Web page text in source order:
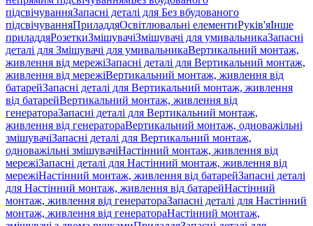
підсвічуванняЗапасні деталі для Без вбудованого
підсвічуванняПриладдяОсвітлювальні елементиРуків'яІнше
приладдяРозеткиЗмішувачіЗмішувачі для умивальникаЗапасні
деталі для Змішувачі для умивальникаВертикальний монтаж,
живлення від мережіЗапасні деталі для Вертикальний монтаж,
живлення від мережіВертикальний монтаж, живлення від
батарейЗапасні деталі для Вертикальний монтаж, живлення
від батарейВертикальний монтаж, живлення від
генератораЗапасні деталі для Вертикальний монтаж,
живлення від генератораВертикальний монтаж, одноважільні
змішувачіЗапасні деталі для Вертикальний монтаж,
одноважільні змішувачіНастінний монтаж, живлення від
мережіЗапасні деталі для Настінний монтаж, живлення від
мережіНастінний монтаж, живлення від батарейЗапасні деталі
для Настінний монтаж, живлення від батарейНастінний
монтаж, живлення від генератораЗапасні деталі для Настінний
монтаж, живлення від генератораНастінний монтаж,